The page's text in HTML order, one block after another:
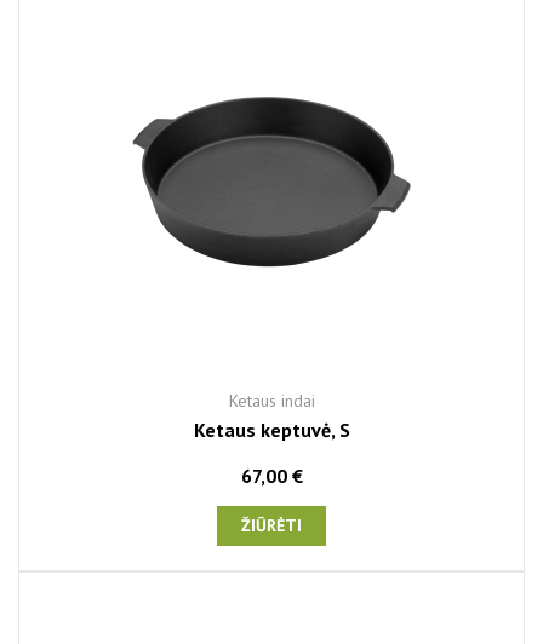
Ketaus indai
Ketaus keptuvė, S
67,00 €
ŽIŪRĖTI